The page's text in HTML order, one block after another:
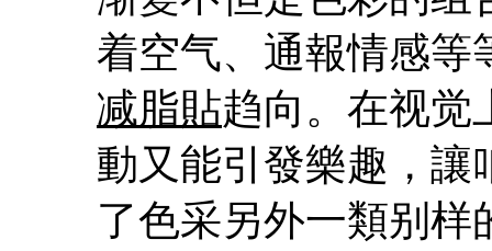
着空气、通報情感等
减脂貼趋向。在视觉
動又能引發樂趣，讓
了色采另外一類别样